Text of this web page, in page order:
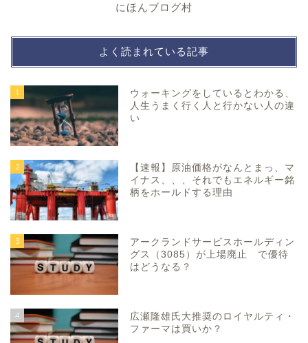
にほんブログ村
よく読まれている記事
1
ウォーキングをしているとわかる、
人生うまく行く人と行かない人の違
い
2
【速報】原油価格がなんとまっ、マ
イナス、、、それでもエネルギー銘
柄をホールドする理由
3
アークランドサービスホールディン
グス（3085）が上場廃止 で優待
はどうなる？
4
広瀬隆雄氏大推奨のロイヤルティ・
ファーマは買いか？